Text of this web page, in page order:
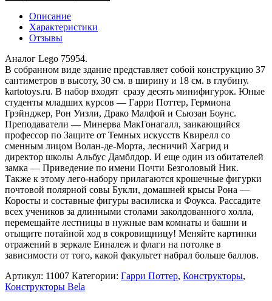
Описание
Характеристики
Отзывы
Аналог Lego 75954.
В собранном виде здание представляет собой конструкцию 37
сантиметров в высоту, 30 см. в ширину и 18 см. в глубину.
kartotoys.ru. В набор входят сразу десять минифигурок. Юные
студенты младших курсов — Гарри Поттер, Гермиона
Грэйнджер, Рон Уизли, Драко Малфой и Сьюзан Боунс.
Преподаватели — Минерва МакГонагалл, заикающийся
профессор по Защите от Темных искусств Квирелл со
сменным лицом Волан-де-Морта, лесничий Хагрид и
директор школы Альбус Дамблдор. И еще один из обитателей
замка — Приведение по имени Почти Безголовый Ник.
Также к этому лего-набору прилагаются крошечные фигурки
почтовой полярной совы Букли, домашней крысы Рона —
Коросты и составные фигуры василиска и Фоукса. Рассадите
всех учеников за длинными столами заколдованного холла,
перемещайте лестницы в нужные вам комнаты и башни и
отыщите потайной ход в сокровищницу! Меняйте картинки
отражений в зеркале Еиналеж и флаги на потолке в
зависимости от того, какой факультет набрал больше баллов.
Артикул: 11007 Категории: Гарри Поттер, Конструкторы,
Конструкторы Bela